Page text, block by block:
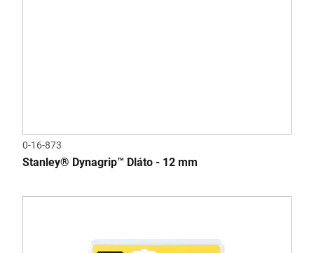
0-16-873
Stanley® Dynagrip™ Dláto - 12 mm